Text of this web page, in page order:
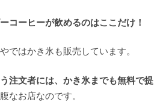
コーヒーが飲めるのはここだけ！
ではかき氷も販売しています。
注文者には、かき氷までも無料で提
なお店なのです。